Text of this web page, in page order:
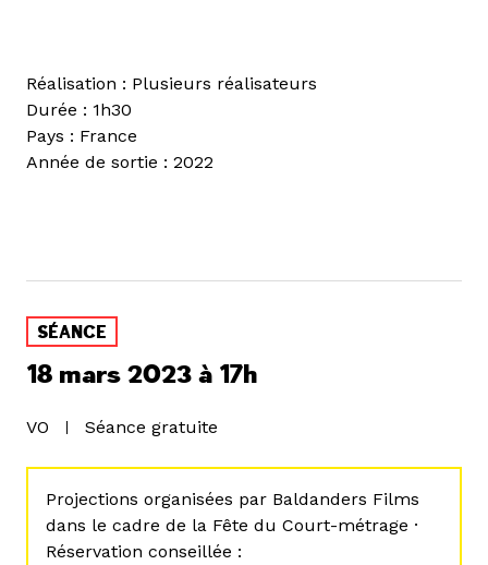
Réalisation : Plusieurs réalisateurs
Durée : 1h30
Pays : France
Année de sortie : 2022
SÉANCE
18 mars 2023 à 17h
VO Séance gratuite
Projections organisées par Baldanders Films
dans le cadre de la Fête du Court-métrage ·
Réservation conseillée :